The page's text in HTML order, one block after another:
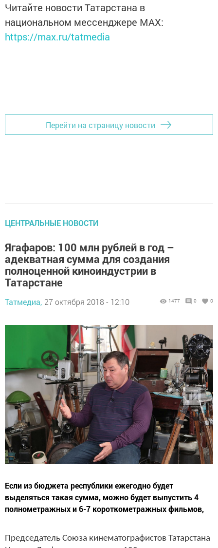
Читайте новости Татарстана в
национальном мессенджере MАХ:
https://max.ru/tatmedia
Перейти на страницу новости
ЦЕНТРАЛЬНЫЕ НОВОСТИ
Ягафаров: 100 млн рублей в год –
адекватная сумма для создания
полноценной киноиндустрии в
Татарстане
Татмедиа, 27 октября 2018 - 12:10 1477 0 0
Если из бюджета республики ежегодно будет
выделяться такая сумма, можно будет выпустить 4
полнометражных и 6-7 короткометражных фильмов,
Председатель Союза кинематографистов Татарстана